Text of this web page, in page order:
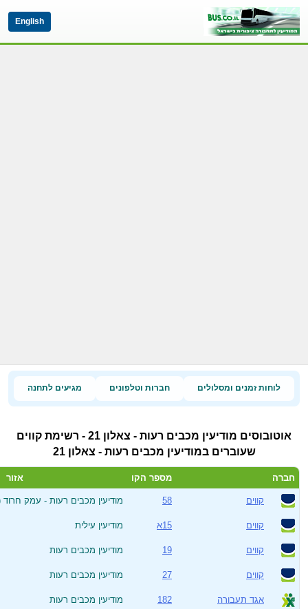
English
לוחות זמנים ומסלולים חברות וטלפונים מגיעים לתחנה
אוטובוסים מודיעין מכבים רעות - צאלון 21 - רשימת קווים
שעוברים במודיעין מכבים רעות - צאלון 21
חברה מספר הקו אזור
קווים 58 מודיעין מכבים רעות - עמק
קווים 15א מודיעין עילית
קווים 19 מודיעין מכבים רעות
קווים 27 מודיעין מכבים רעות
אגד תעבורה 182 מודיעין מכבים רעות